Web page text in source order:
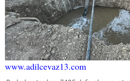
www.adilcevaz13.com